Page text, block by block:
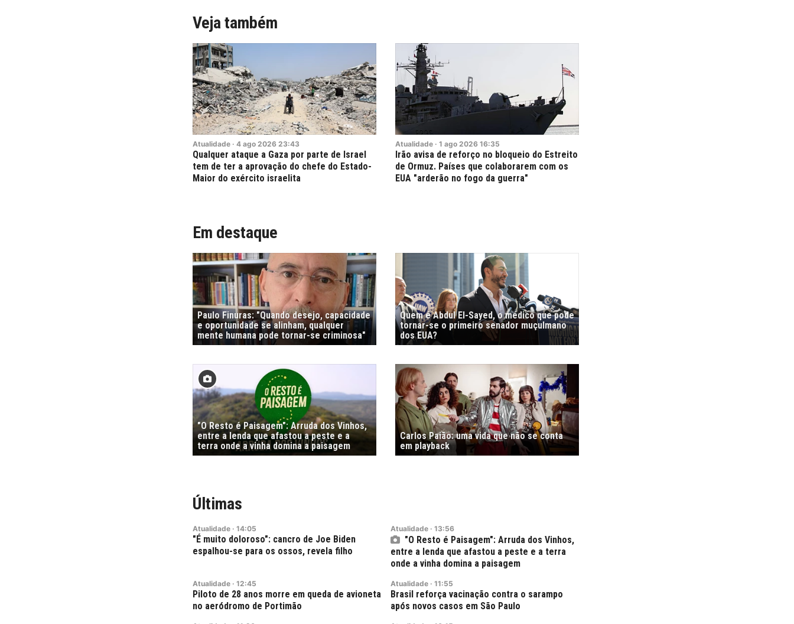
Veja também
Atualidade · 4 ago 2026 23:43
Qualquer ataque a Gaza por parte de Israel
tem de ter a aprovação do chefe do Estado-
Maior do exército israelita
Atualidade · 1 ago 2026 16:35
Irão avisa de reforço no bloqueio do Estreito
de Ormuz. Países que colaborarem com os
EUA "arderão no fogo da guerra"
Em destaque
Paulo Finuras: "Quando desejo, capacidade
e oportunidade se alinham, qualquer
mente humana pode tornar-se criminosa"
Quem é Abdul El-Sayed, o médico que pode
tornar-se o primeiro senador muçulmano
dos EUA?
"O Resto é Paisagem": Arruda dos Vinhos,
entre a lenda que afastou a peste e a
terra onde a vinha domina a paisagem
Carlos Paião: uma vida que não se conta
em playback
Últimas
Atualidade · 14:05
"É muito doloroso": cancro de Joe Biden
espalhou-se para os ossos, revela filho
Atualidade · 13:56
"O Resto é Paisagem": Arruda dos Vinhos,
entre a lenda que afastou a peste e a terra
onde a vinha domina a paisagem
Atualidade · 12:45
Piloto de 28 anos morre em queda de avioneta
no aeródromo de Portimão
Atualidade · 11:55
Brasil reforça vacinação contra o sarampo
após novos casos em São Paulo